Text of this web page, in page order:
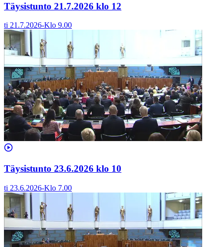
Täysistunto 21.7.2026 klo 12
ti 21.7.2026-Klo 9.00
Täysistunto 23.6.2026 klo 10
ti 23.6.2026-Klo 7.00